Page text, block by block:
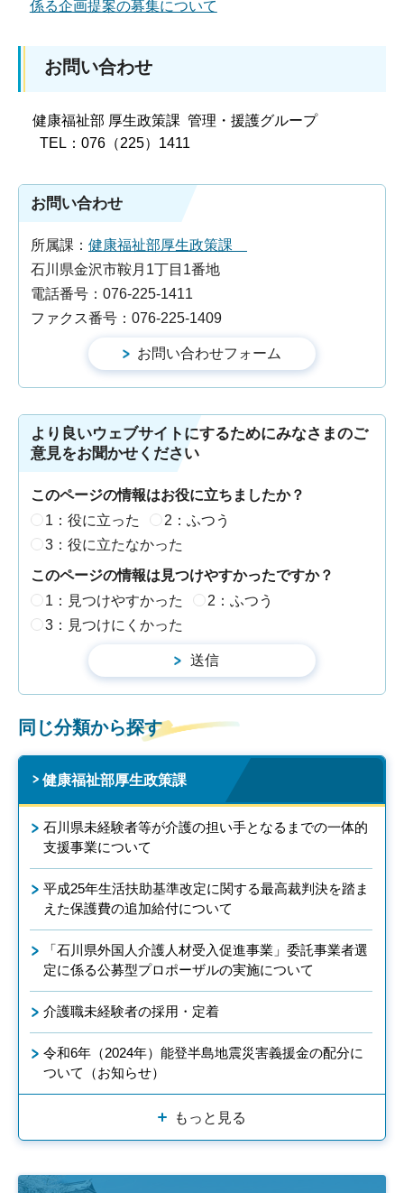
係る企画提案の募集について
お問い合わせ
健康福祉部 厚生政策課 管理・援護グループ
TEL：076（225）1411
お問い合わせ
所属課： 健康福祉部厚生政策課
石川県金沢市鞍月1丁目1番地
電話番号：076-225-1411
ファクス番号：076-225-1409
より良いウェブサイトにするためにみなさまのご
意見をお聞かせください
このページの情報はお役に立ちましたか？
1：役に立った
2：ふつう
3：役に立たなかった
このページの情報は見つけやすかったですか？
1：見つけやすかった
2：ふつう
3：見つけにくかった
同じ分類から探す
健康福祉部厚生政策課
石川県未経験者等が介護の担い手となるまでの一体的
支援事業について
平成25年生活扶助基準改定に関する最高裁判決を踏ま
えた保護費の追加給付について
「石川県外国人介護人材受入促進事業」委託事業者選
定に係る公募型プロポーザルの実施について
介護職未経験者の採用・定着
令和6年（2024年）能登半島地震災害義援金の配分に
ついて（お知らせ）
もっと見る